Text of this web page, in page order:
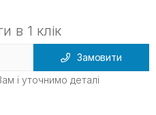
в 1 клік
Замовити
і уточнимо деталі